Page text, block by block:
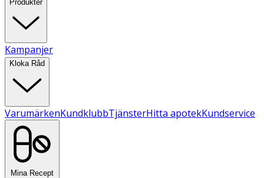
Produkter
Kampanjer
Kloka Råd
VarumärkenKundklubbTjänsterHitta apotekKundservice
Mina Recept